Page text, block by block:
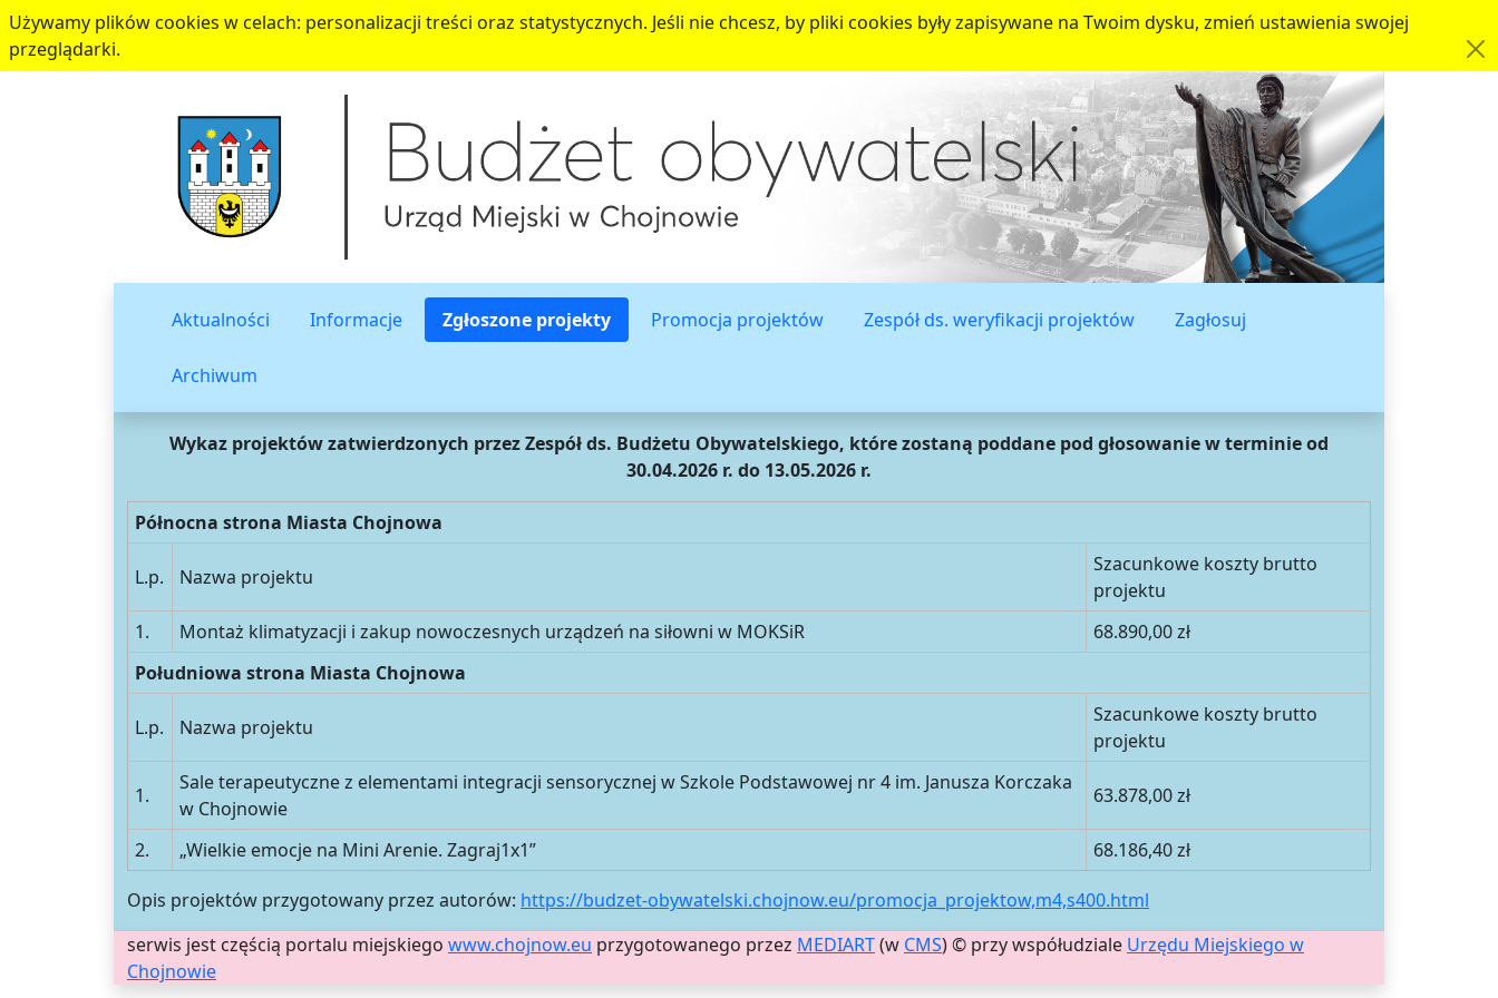
Używamy plików cookies w celach: personalizacji treści oraz statystycznych. Jeśli nie chcesz, by pliki cookies były zapisywane na Twoim dysku, zmień ustawienia swojej
przeglądarki.
Aktualności Informacje Zgłoszone projekty Promocja projektów Zespół ds. weryfikacji projektów Zagłosuj
Archiwum
Wykaz projektów zatwierdzonych przez Zespół ds. Budżetu Obywatelskiego, które zostaną poddane pod głosowanie w terminie od
30.04.2026 r. do 13.05.2026 r.
Północna strona Miasta Chojnowa
L.p. Nazwa projektu
Szacunkowe koszty brutto
projektu
1.
Montaż klimatyzacji i zakup nowoczesnych urządzeń na siłowni w MOKSiR
68.890,00 zł
Południowa strona Miasta Chojnowa
L.p. Nazwa projektu
Szacunkowe koszty brutto
projektu
1.
Sale terapeutyczne z elementami integracji sensorycznej w Szkole Podstawowej nr 4 im. Janusza Korczaka
w Chojnowie
63.878,00 zł
2. „Wielkie emocje na Mini Arenie. Zagraj1x1” 68.186,40 zł
Opis projektów przygotowany przez autorów: https://budzet-obywatelski.chojnow.eu/promocja_projektow,m4,s400.html
serwis jest częścią portalu miejskiego www.chojnow.eu przygotowanego przez MEDIART(w CMS) © przy współudziale Urzędu Miejskiego w
Chojnowie